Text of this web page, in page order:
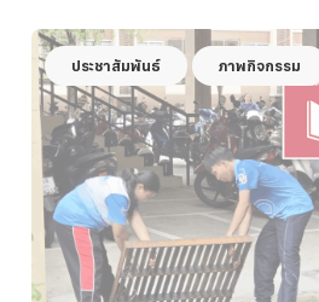
ประชาสัมพันธ์ ภาพกิจกรรม